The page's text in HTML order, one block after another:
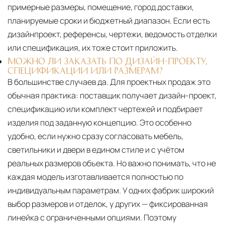
примерные размеры, помещение, город доставки,
планируемые сроки и бюджетный диапазон. Если есть
дизайнпроект, референсы, чертежи, ведомость отделки
или спецификация, их тоже стоит приложить.
МОЖНО ЛИ ЗАКАЗАТЬ ПО ДИЗАЙН-ПРОЕКТУ,
СПЕЦИФИКАЦИИ ИЛИ РАЗМЕРАМ?
В большинстве случаев да. Для проектных продаж это
обычная практика: поставщик получает дизайн-проект,
спецификацию или комплект чертежей и подбирает
изделия под заданную концепцию. Это особенно
удобно, если нужно сразу согласовать мебель,
светильники и двери в едином стиле и с учётом
реальных размеров объекта. Но важно понимать, что не
каждая модель изготавливается полностью по
индивидуальным параметрам. У одних фабрик широкий
выбор размеров и отделок, у других — фиксированная
линейка с ограниченными опциями. Поэтому